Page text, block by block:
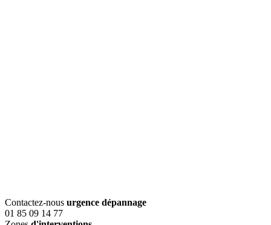
Contactez-nous urgence dépannage
01 85 09 14 77